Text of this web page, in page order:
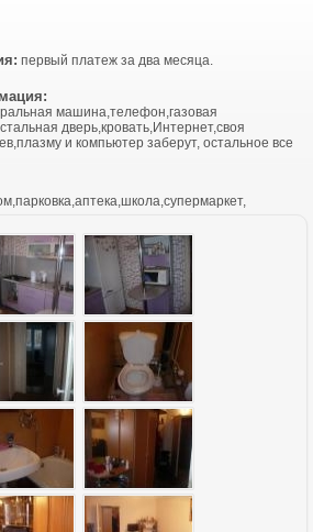
первый платеж за два месяца.
машина,телефон,газовая
дверь,кровать,Интернет,своя
и компьютер заберут, остальное все